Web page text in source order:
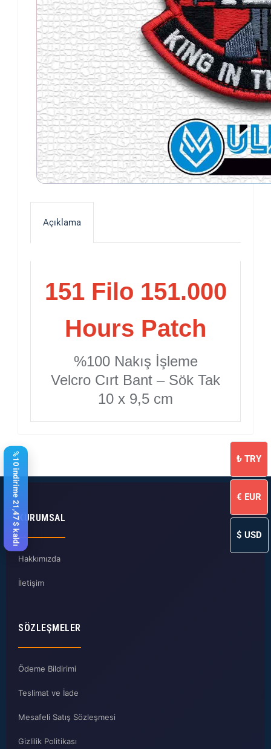
Açıklama
151 Filo 151.000
Hours Patch
%100 Nakış İşleme
Velcro Cırt Bant – Sök Tak
10 x 9,5 cm
KURUMSAL
Hakkımızda
İletişim
SÖZLEŞMELER
Ödeme Bildirimi
Teslimat ve İade
Mesafeli Satış Sözleşmesi
Gizlilik Politikası
%10 indirime 21,47 $ kaldı ₺ TRY
€ EUR
$ USD